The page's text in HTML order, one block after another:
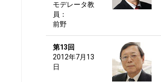
モデレータ教
員：
前野
第13回
2012年7月13
日